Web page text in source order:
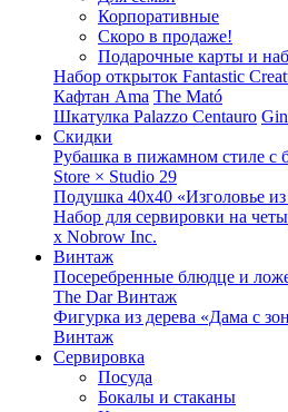
Корпоративные
Скоро в продаже!
Подарочные карты и
Набор открыток Fantastic
Кафтан Ama The Mató
Шкатулка Palazzo Centauro
Скидки
Рубашка в пижамном стиле с
Store × Studio 29
Подушка 40x40 «Изголовье из
Набор для сервировки на
х Nobrow Inc.
Винтаж
Посеребренные блюдце и
The Dar Винтаж
Фигурка из дерева «Дама с
Винтаж
Сервировка
Посуда
Бокалы и стаканы